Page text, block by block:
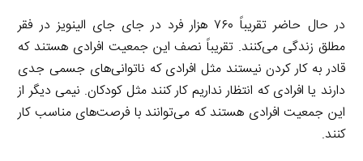
در حال حاضر تقریباً ۷۶۰ هزار فرد در جای جای الینویز در فقر
مطلق زندگی می‌کنند. تقریباً نصف این جمعیت افرادی هستند که
قادر به کار کردن نیستند مثل افرادی که ناتوانی‌های جسمی جدی
دارند یا افرادی که انتظار نداریم کار کنند مثل کودکان. نیمی دیگر از
این جمعیت افرادی هستند که می‌توانند با فرصت‌های مناسب کار
کنند.